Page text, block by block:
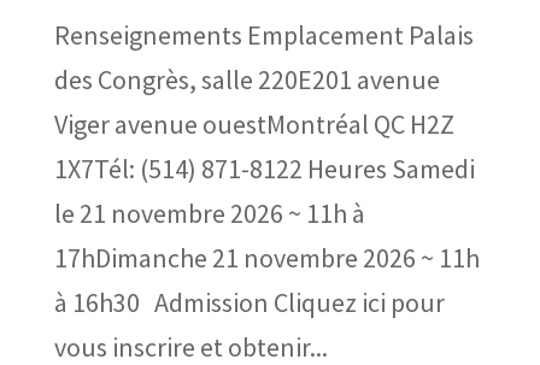
Renseignements Emplacement Palais
des Congrès, salle 220E201 avenue
Viger avenue ouestMontréal QC H2Z
1X7Tél: (514) 871-8122 Heures Samedi
le 21 novembre 2026 ~ 11h à
17hDimanche 21 novembre 2026 ~ 11h
à 16h30 Admission Cliquez ici pour
vous inscrire et obtenir...